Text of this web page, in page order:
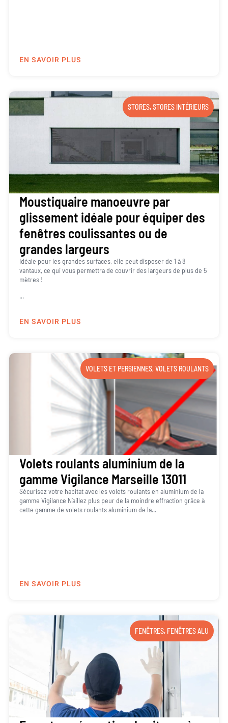
EN SAVOIR PLUS
STORES,STORES INTÉRIEURS
Moustiquaire manoeuvre par
glissement idéale pour équiper des
fenêtres coulissantes ou de
grandes largeurs
Idéale pour les grandes surfaces, elle peut disposer de 1 à 8
vantaux, ce qui vous permettra de couvrir des largeurs de plus de 5
mètres !
...
EN SAVOIR PLUS
VOLETS ET PERSIENNES,VOLETS ROULANTS
Volets roulants aluminium de la
gamme Vigilance Marseille 13011
Sécurisez votre habitat avec les volets roulants en aluminium de la
gamme Vigilance N’aillez plus peur de la moindre effraction grâce à
cette gamme de volets roulants aluminium de la...
EN SAVOIR PLUS
FENÊTRES, FENÊTRES ALU